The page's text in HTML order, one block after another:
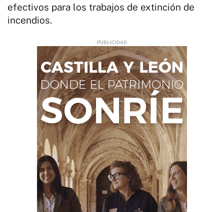
efectivos para los trabajos de extinción de
incendios.